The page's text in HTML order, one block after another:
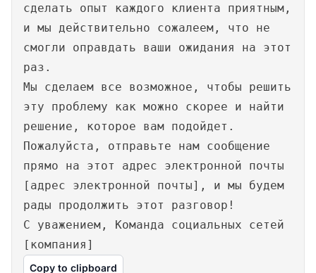
сделать опыт каждого клиента приятным,
и мы действительно сожалеем, что не
смогли оправдать ваши ожидания на этот
раз.
Мы сделаем все возможное, чтобы решить
эту проблему как можно скорее и найти
решение, которое вам подойдет.
Пожалуйста, отправьте нам сообщение
прямо на этот адрес электронной почты
[адрес электронной почты], и мы будем
рады продолжить этот разговор!
С уважением, Команда социальных сетей
[компания]
Copy to clipboard